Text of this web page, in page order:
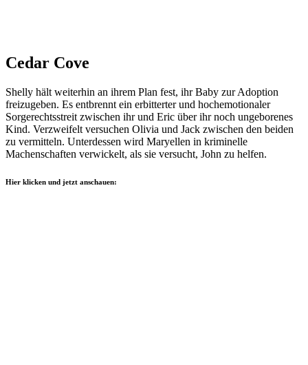
Cedar Cove
Shelly hält weiterhin an ihrem Plan fest, ihr Baby zur Adoption
freizugeben. Es entbrennt ein erbitterter und hochemotionaler
Sorgerechtsstreit zwischen ihr und Eric über ihr noch ungeborenes
Kind. Verzweifelt versuchen Olivia und Jack zwischen den beiden
zu vermitteln. Unterdessen wird Maryellen in kriminelle
Machenschaften verwickelt, als sie versucht, John zu helfen.
Hier klicken und jetzt anschauen: